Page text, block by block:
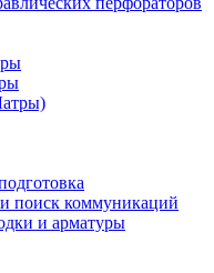
поиск коммуникаций
и арматуры